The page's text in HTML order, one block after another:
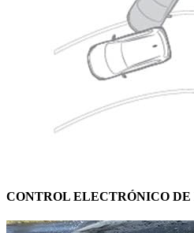
CONTROL ELECTRÓNICO